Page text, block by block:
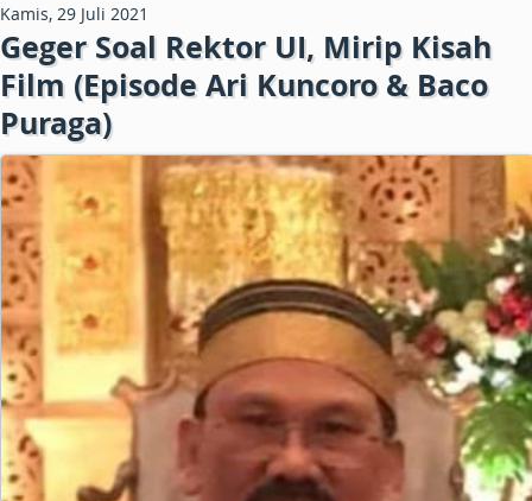
Kamis, 29 Juli 2021
Geger Soal Rektor UI, Mirip Kisah
Film (Episode Ari Kuncoro & Baco
Puraga)